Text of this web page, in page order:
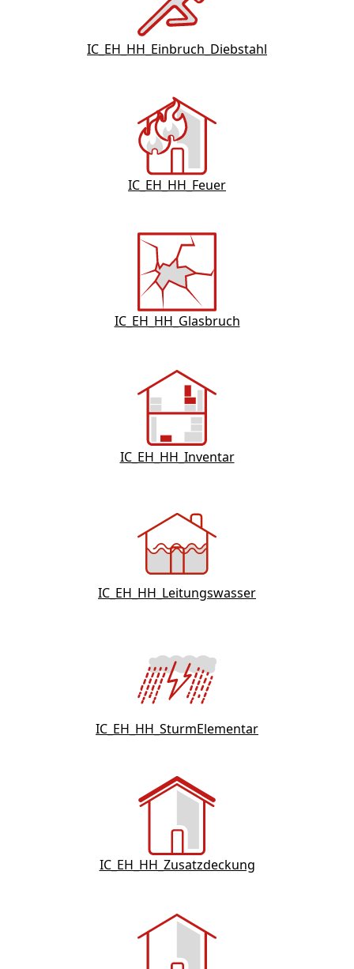
IC_EH_HH_Einbruch_Diebstahl
IC_EH_HH_Feuer
IC_EH_HH_Glasbruch
IC_EH_HH_Inventar
IC_EH_HH_Leitungswasser
IC_EH_HH_SturmElementar
IC_EH_HH_Zusatzdeckung